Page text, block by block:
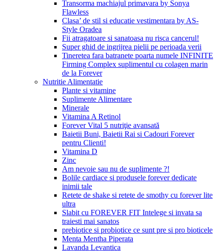
Transorma machiajul primavara by Sonya
Flawless
Clasa’ de stil si educatie vestimentara by AS-
Style Oradea
Fii atragatoare si sanatoasa nu risca cancerul!
Super ghid de ingrijrea pielii pe perioada verii
Tineretea fara batranete poarta numele INFINITE
Firming Complex suplimentul cu colagen marin
de la Forever
Nutritie Alimentatie
Plante si vitamine
Suplimente Alimentare
Minerale
Vitamina A Retinol
Forever Vital 5 nutriţie avansată
Baietii Buni, Baietii Rai si Cadouri Forever
pentru Clienti!
Vitamina D
Zinc
Am nevoie sau nu de suplimente ?!
Bolile cardiace si produsele forever dedicate
inimii tale
Retete de shake si retete de smothy cu forever lite
ultra
Slabit cu FOREVER FIT Intelege si invata sa
traiesti mai sanatos
prebiotice si probiotice ce sunt pre si pro bioticele
Menta Mentha Piperata
Lavanda Levantica